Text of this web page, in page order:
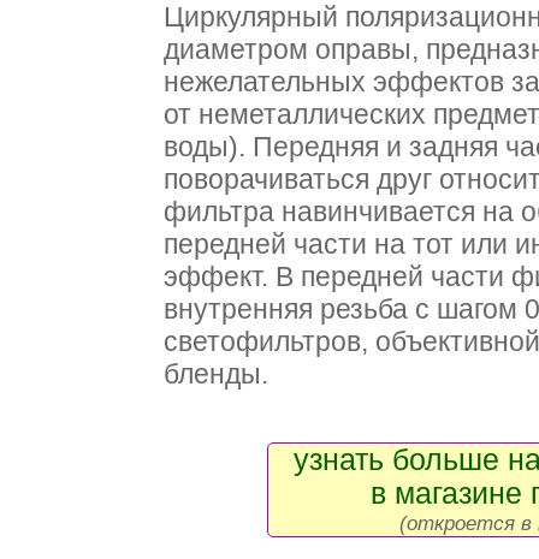
Циркулярный
диаметром оправы,
нежелательных эффектов
от неметаллических
воды). Передняя и задняя
поворачиваться друг
фильтра навинчивается на
передней части на тот или
эффект. В передней части
внутренняя резьба с шагом
светофильтров,
бленды.
узнать больше
в магазине
(откроется в